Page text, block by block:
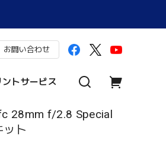
お問い合わせ
ントサービス
28mm f/2.8 Special
ット